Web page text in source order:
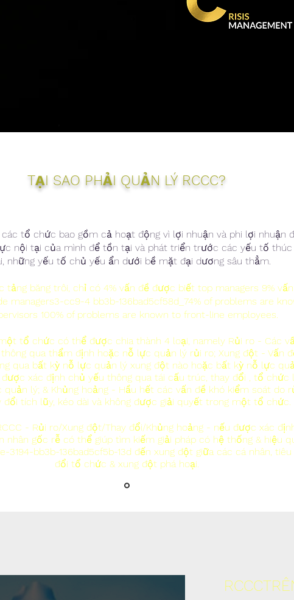
TẠI SAO PHẢI QUẢN LÝ RCCC?
các tổ chức bao gồm cả hoạt động vì lợi nhuận và phi lợi nhuận
nội tại của mình để tồn tại và phát triển trước các yếu tố thúc
những yếu tố chủ yếu ẩn dưới bề mặt đại dương sâu thẳm.
tảng băng trôi, chỉ có 4% vấn đề được biết top managers 9%
managers3-cc9-4 bb3b-136bad5cf58d_74% of problems are
100% of problems are known to front-line employees.
tổ chức có thể được chia thành 4 loại, namely Rủi ro - Các
qua thẩm định hoặc nỗ lực quản lý rủi ro; Xung đột - Vấn
qua bất kỳ nỗ lực quản lý xung đột nào hoặc bất kỳ nỗ lực
được xác định chủ yếu thông qua tái cấu trúc, thay đổi , tổ chức
lý; & Khủng hoảng - Hầu hết các vấn đề khó kiểm soát do
đổi tích lũy, kéo dài và không được giải quyết trong một tổ chức.
- Rủi ro/Xung đột/Thay đổi/Khủng hoảng - nếu được xác
nhân gốc rễ có thể giúp tìm kiếm giải pháp có hệ thống & hiệu
3194-bb3b-136bad5cf5b-13d đến xung đột giữa các cá nhân,
đổi tổ chức & xung đột phá hoại.
RCCC